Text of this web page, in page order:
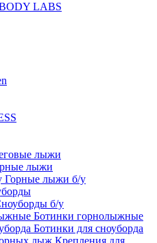
LABS
лыжи
лыжи
Горные лыжи б/у
б/у
Ботинки горнолыжные
Ботинки для сноуборда
Крепления для